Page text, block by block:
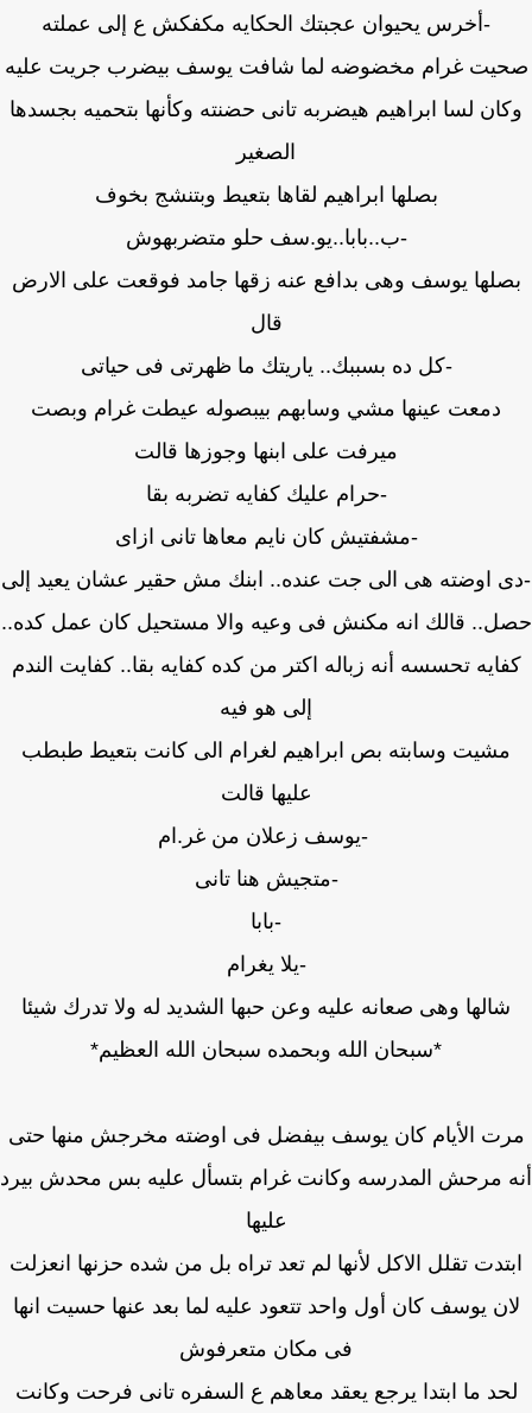
-أخرس يحيوان عجبتك الحكايه مكفكش ع إلى عملته
غرام مخضوضه لما شافت يوسف بيضرب جريت عليه
لسا ابراهيم هيضربه تانى حضنته وكأنها بتحميه بجسدها
الصغير
بصلها ابراهيم لقاها بتعيط وبتنشج بخوف
-ب..بابا..يو.سف حلو متضربهوش
يوسف وهى بدافع عنه زقها جامد فوقعت على الارض
قال
-كل ده بسببك.. ياريتك ما ظهرتى فى حياتى
دمعت عينها مشي وسابهم بيبصوله عيطت غرام وبصت
ميرفت على ابنها وجوزها قالت
-حرام عليك كفايه تضربه بقا
-مشفتيش كان نايم معاها تانى ازاى
اوضته هى الى جت عنده.. ابنك مش حقير عشان يعيد إلى
قالك انه مكنش فى وعيه والا مستحيل كان عمل كده..
تحسسه أنه زباله اكتر من كده كفايه بقا.. كفايت الندم
إلى هو فيه
مشيت وسابته بص ابراهيم لغرام الى كانت بتعيط طبطب
عليها قالت
-يوسف زعلان من غر.ام
-متجيش هنا تانى
-بابا
-يلا يغرام
شالها وهى صعانه عليه وعن حبها الشديد له ولا تدرك شيئا
*سبحان الله وبحمده سبحان الله العظيم*
الأيام كان يوسف بيفضل فى اوضته مخرجش منها حتى
مرحش المدرسه وكانت غرام بتسأل عليه بس محدش بيرد
عليها
تقلل الاكل لأنها لم تعد تراه بل من شده حزنها انعزلت
يوسف كان أول واحد تتعود عليه لما بعد عنها حسيت انها
فى مكان متعرفوش
ما ابتدا يرجع يعقد معاهم ع السفره تانى فرحت وكانت